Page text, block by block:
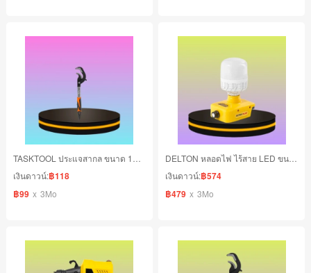
เงินดาวน์:฿118
฿99 x 3Mo
เงินดาวน์:฿574
฿479 x 3Mo